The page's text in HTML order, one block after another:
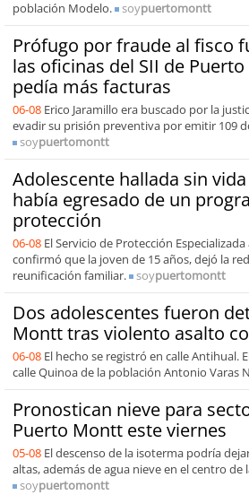
población Modelo.
soypuertomontt
Prófugo por fraude al fisco
las oficinas del SII de
pedía más facturas
06-08 Erico Jaramillo era buscado por la
evadir su prisión preventiva por emitir 109
soypuertomontt
Adolescente hallada sin
había egresado de un
protección
06-08 El Servicio de Protección
confirmó que la joven de 15 años, dejó la
reunificación familiar.
soypuertomontt
Dos adolescentes fueron
Montt tras violento asalto
06-08 El hecho se registró en calle Antihual.
calle Quinoa de la población Antonio Varas
Pronostican nieve para
Puerto Montt este viernes
05-08 El descenso de la isoterma podría
altas, además de agua nieve en el centro de
soypuertomontt